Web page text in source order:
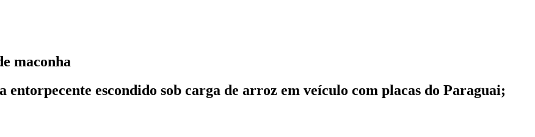
maconha
escondido sob carga de arroz em veículo com placas do Paraguai;